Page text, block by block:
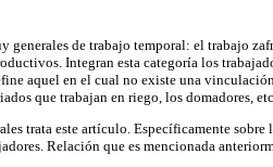
generales de trabajo temporal: el trabajo
Integran esta categoría los
aquel en el cual no existe una
que trabajan en riego, los domadores, etc.
trata este artículo. Específicamente
Relación que es mencionada